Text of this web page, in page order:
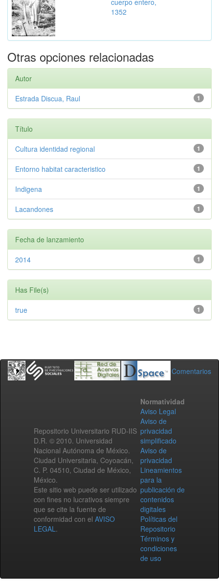
cuerpo entero,
1352
Otras opciones relacionadas
Autor
1
Estrada Discua, Raul
Título
1
Cultura identidad regional
1
Entorno habitat caracteristico
1
Indigena
1
Lacandones
Fecha de lanzamiento
1
2014
Has File(s)
1
true
Comentarios
Repositorio Universitario RUD-IIS
D.R. © 2010. Universidad
Nacional Autónoma de México.
Ciudad Universitaria, Coyoacán,
C. P. 04510, Ciudad de México,
México.
Este sitio web puede ser utilizado
con fines no lucrativos siempre
que se cite la fuente de
conformidad con el AVISO
LEGAL.
Normatividad
Aviso Legal
Aviso de
privacidad
simplificado
Aviso de
privacidad
Lineamientos
para la
publicación de
contenidos
digitales
Políticas del
Repositorio
Términos y
condiciones
de uso